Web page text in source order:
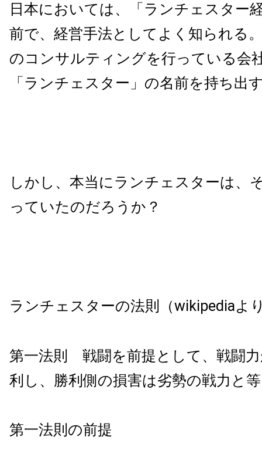
日本においては、「ランチェスター
前で、経営手法としてよく知られる
のコンサルティングを行っている会
「ランチェスター」の名前を持ち出
しかし、本当にランチェスターは、
っていたのだろうか？
ランチェスターの法則（wikipediaよ
第一法則 戦闘を前提として、戦闘
利し、勝利側の損害は劣勢の戦力と
第一法則の前提